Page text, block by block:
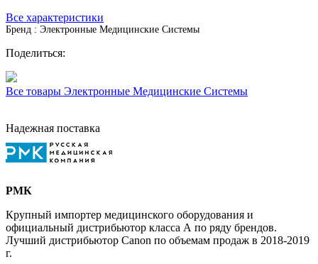
Все характеристики
Бренд : Электронные Медицинские Системы
Поделиться:
Все товары Электронные Медицинские Системы
Надежная поставка
РМК
Крупный импортер медицинского оборудования и
официальный дистрибьютор класса А по ряду брендов.
Лучший дистрибьютор Canon по объемам продаж в 2018-2019
г.